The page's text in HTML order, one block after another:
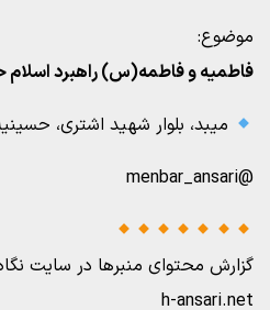
موضوع:
فاطمیه و فاطمه(س) راهبرد اسلام
میبد، بلوار شهید اشتری،
@menbar_ansari
گزارش محتوای منبرها در سایت
h-ansari.net